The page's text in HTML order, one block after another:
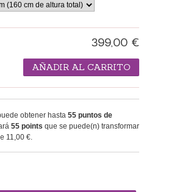
399,00 €
AÑADIR AL CARRITO
obtener hasta 55 puntos de
55 points que se puede(n) transformar
11,00 €.